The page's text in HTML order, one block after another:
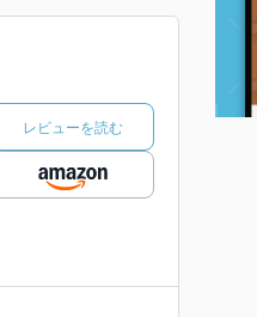
レビューを読む